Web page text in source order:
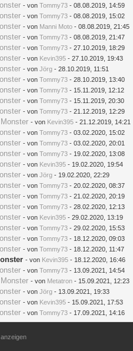
- vonTommy73 - 08.08.2019, 14:59
- vonTommy73 - 08.08.2019, 15:02
- von Manni Moto - 08.08.2019, 21:45
- vonTommy73 - 08.08.2019, 21:47
- vonTommy73 - 27.10.2019, 18:29
- von Kevin395 - 27.10.2019, 19:43
- vonJörg - 28.10.2019, 11:51
- vonTommy73 - 28.10.2019, 13:40
- vonTommy73 - 15.11.2019, 12:12
- vonTommy73 - 15.11.2019, 20:30
- vonTommy73 - 21.12.2019, 12:29
- von Kevin395 - 21.12.2019, 14:21
- vonTommy73 - 03.02.2020, 15:02
- vonTommy73 - 03.02.2020, 20:01
- vonTommy73 - 19.02.2020, 13:08
- von Kevin395 - 19.02.2020, 19:54
- vonJörg - 19.02.2020, 22:29
- vonTommy73 - 20.02.2020, 08:37
- vonTommy73 - 21.02.2020, 20:19
- vonTommy73 - 28.02.2020, 12:13
- von Kevin395 - 29.02.2020, 13:19
- vonTommy73 - 29.02.2020, 15:53
- vonTommy73 - 18.12.2020, 09:03
- vonTommy73 - 18.12.2020, 11:47
- von Kevin395 - 18.12.2020, 16:46
- vonTommy73 - 13.09.2021, 14:54
- von Metatron - 15.09.2021, 12:23
- vonJörg - 13.09.2021, 19:33
- von Kevin395 - 15.09.2021, 17:53
- vonTommy73 - 17.09.2021, 14:16